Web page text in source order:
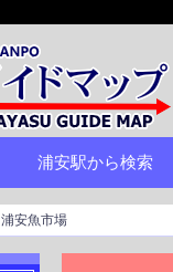
浦安駅から検索
浦安魚市場